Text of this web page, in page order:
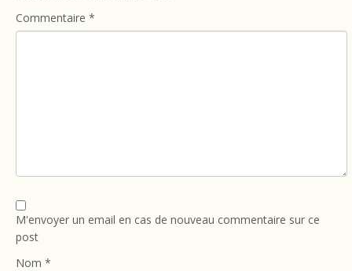
Commentaire *
M'envoyer un email en cas de nouveau commentaire sur ce
post
Nom *